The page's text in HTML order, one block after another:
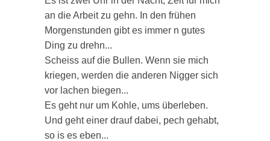
an die Arbeit zu gehn. In den frühen
Morgenstunden gibt es immer n gutes
Ding zu drehn...
Scheiss auf die Bullen. Wenn sie mich
kriegen, werden die anderen Nigger sich
vor lachen biegen...
Es geht nur um Kohle, ums überleben.
Und geht einer drauf dabei, pech gehabt,
so is es eben...